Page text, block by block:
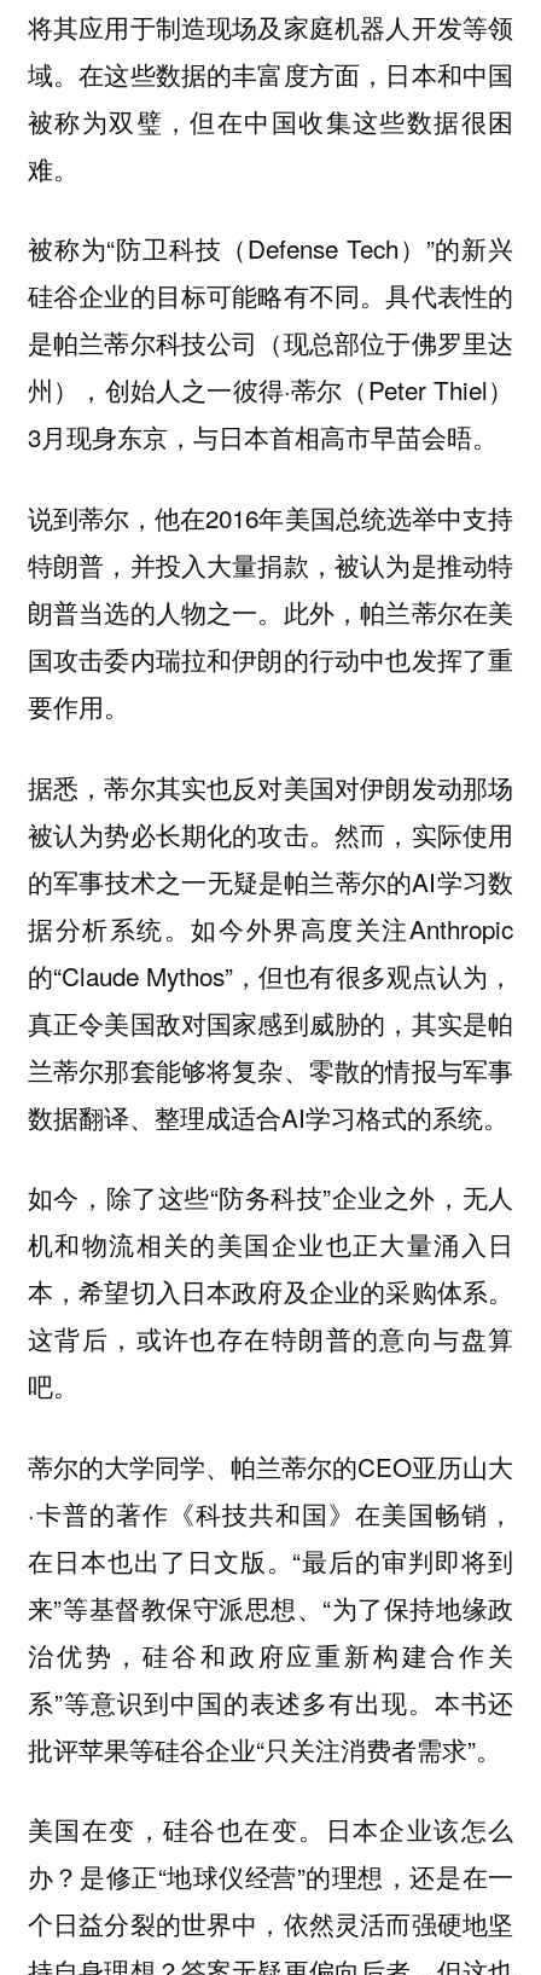
将其应用于制造现场及家庭机器人开发等领
域。在这些数据的丰富度方面，日本和中国
被称为双璧，但在中国收集这些数据很困
难。
被称为“防卫科技（Defense Tech）”的新兴
硅谷企业的目标可能略有不同。具代表性的
是帕兰蒂尔科技公司（现总部位于佛罗里达
州），创始人之一彼得·蒂尔（Peter Thiel）
3月现身东京，与日本首相高市早苗会晤。
说到蒂尔，他在2016年美国总统选举中支持
特朗普，并投入大量捐款，被认为是推动特
朗普当选的人物之一。此外，帕兰蒂尔在美
国攻击委内瑞拉和伊朗的行动中也发挥了重
要作用。
据悉，蒂尔其实也反对美国对伊朗发动那场
被认为势必长期化的攻击。然而，实际使用
的军事技术之一无疑是帕兰蒂尔的AI学习数
据分析系统。如今外界高度关注Anthropic
的“Claude Mythos”，但也有很多观点认为，
真正令美国敌对国家感到威胁的，其实是帕
兰蒂尔那套能够将复杂、零散的情报与军事
数据翻译、整理成适合AI学习格式的系统。
如今，除了这些“防务科技”企业之外，无人
机和物流相关的美国企业也正大量涌入日
本，希望切入日本政府及企业的采购体系。
这背后，或许也存在特朗普的意向与盘算
吧。
蒂尔的大学同学、帕兰蒂尔的CEO亚历山大
·卡普的著作《科技共和国》在美国畅销，
在日本也出了日文版。“最后的审判即将到
来”等基督教保守派思想、“为了保持地缘政
治优势，硅谷和政府应重新构建合作关
系”等意识到中国的表述多有出现。本书还
批评苹果等硅谷企业“只关注消费者需求”。
美国在变，硅谷也在变。日本企业该怎么
办？是修正“地球仪经营”的理想，还是在一
个日益分裂的世界中，依然灵活而强硬地坚